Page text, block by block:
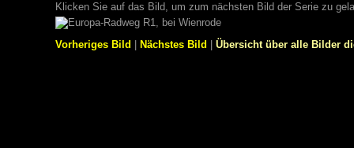
Klicken Sie auf das Bild, um zum nächsten Bild der Serie zu
Vorheriges Bild Nächstes Bild Übersicht über alle Bilder